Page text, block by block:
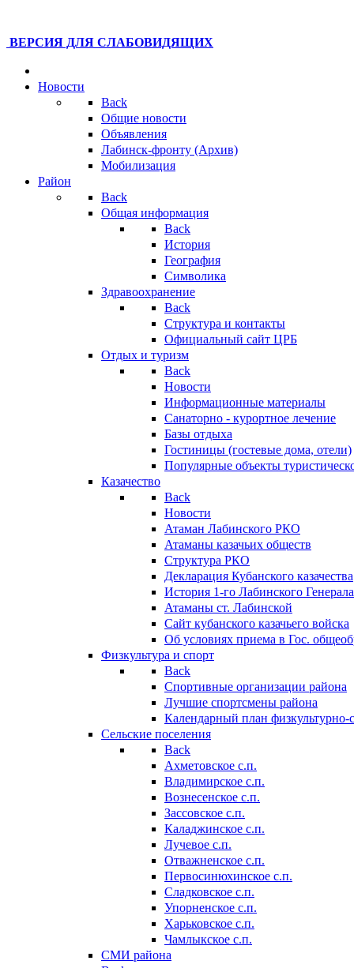
ВЕРСИЯ ДЛЯ СЛАБОВИДЯЩИХ
Новости
Back
Общие новости
Объявления
Лабинск-фронту (Архив)
Мобилизация
Район
Back
Общая информация
Back
История
География
Символика
Здравоохранение
Back
Структура и контакты
Официальный сайт ЦРБ
Отдых и туризм
Back
Новости
Информационные материалы
Санаторно - курортное лечение
Базы отдыха
Гостиницы (гостевые дома, отели)
Популярные объекты
Казачество
Back
Новости
Атаман Лабинского РКО
Атаманы казачьих обществ
Структура РКО
Декларация Кубанского казачества
История 1-го Лабинского
Атаманы ст. Лабинской
Cайт кубанского казачьего войска
Об условиях приема в Гос.
Физкультура и спорт
Back
Спортивные организации района
Лучшие спортсмены района
Календарный план
Сельские поселения
Back
Ахметовское с.п.
Владимирское с.п.
Вознесенское с.п.
Зассовское с.п.
Каладжинское с.п.
Лучевое с.п.
Отважненское с.п.
Первосинюхинское с.п.
Сладковское с.п.
Упорненское с.п.
Харьковское с.п.
Чамлыкское с.п.
СМИ района